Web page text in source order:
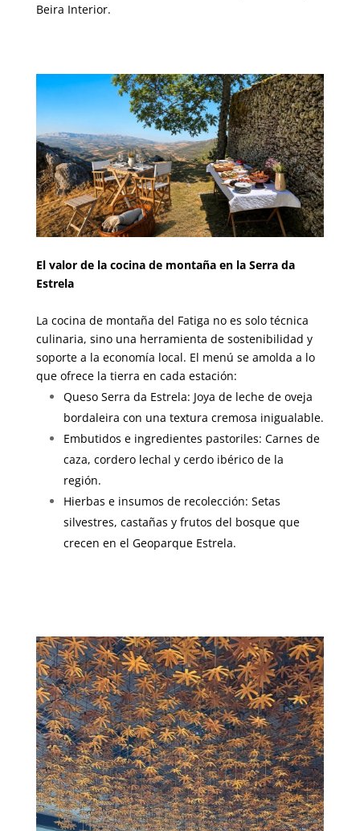
Beira Interior.
El valor de la cocina de montaña en la Serra da
Estrela
La cocina de montaña del Fatiga no es solo técnica
culinaria, sino una herramienta de sostenibilidad y
soporte a la economía local. El menú se amolda a lo
que ofrece la tierra en cada estación:
Queso Serra da Estrela: Joya de leche de oveja
bordaleira con una textura cremosa inigualable.
Embutidos e ingredientes pastoriles: Carnes de
caza, cordero lechal y cerdo ibérico de la
región.
Hierbas e insumos de recolección: Setas
silvestres, castañas y frutos del bosque que
crecen en el Geoparque Estrela.